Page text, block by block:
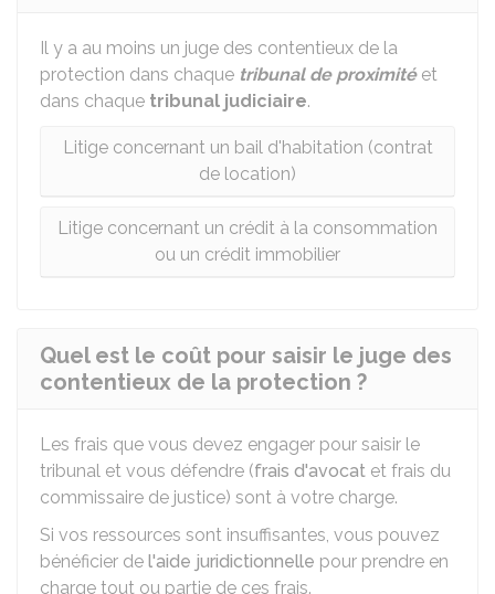
Il y a au moins un juge des contentieux de la
protection dans chaque tribunal de proximitéet
dans chaque tribunal judiciaire.
Litige concernant un bail d'habitation (contrat
de location)
Litige concernant un crédit à la consommation
ou un crédit immobilier
Quel est le coût pour saisir le juge des
contentieux de la protection ?
Les frais que vous devez engager pour saisir le
tribunal et vous défendre (frais d'avocat et frais du
commissaire de justice) sont à votre charge.
Si vos ressources sont insuffisantes, vous pouvez
bénéficier de l'aide juridictionnelle pour prendre en
charge tout ou partie de ces frais.